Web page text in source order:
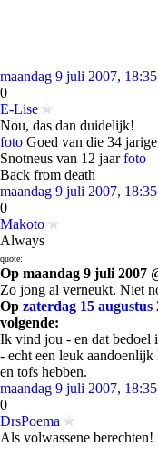
maandag 9 juli 2007,
0
E-Lise
Nou, das dan duidelijk!
foto Goed van die 34
Snotneus van 12 jaarfoto
Back from death
maandag 9 juli 2007,
0
Makoto
Always
quote:
Op maandag 9 juli 2007
Zo jong al verneukt. Niet
Op zaterdag 15 augustus
volgende:
Ik vind jou - en dat bedoel
- echt een leuk
en tofs hebben.
maandag 9 juli 2007,
0
DrsPoema
Als volwassene berechten!